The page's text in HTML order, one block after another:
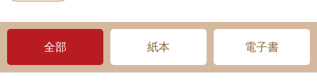
全部 紙本 電子書